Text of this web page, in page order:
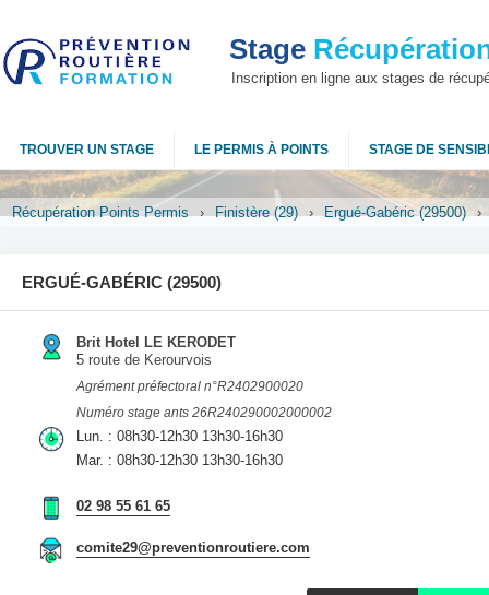
Stage
Inscription en ligne aux stages de
TROUVER UN STAGE LE PERMIS À POINTS STAGE DE
Récupération Points Permis › Finistère (29) › Ergué-Gabéric (29500) ›
ERGUÉ-GABÉRIC (29500)
Brit Hotel LE KERODET
5 route de Kerourvois
Agrément préfectoral n°R2402900020
Numéro stage ants 26R240290002000002
Lun. : 08h30-12h30 13h30-16h30
Mar. : 08h30-12h30 13h30-16h30
02 98 55 61 65
comite29@preventionroutiere.com